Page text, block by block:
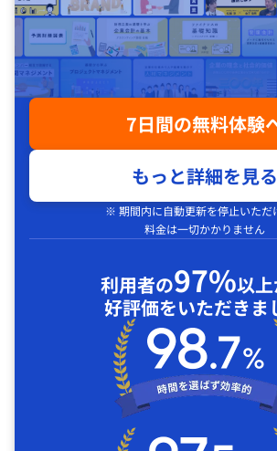
7日間の無料体験
もっと詳細を見る
※ 期間内に自動更新を停止いただ
料金は一切かかりません
利用者の97%以
好評価をいただきま